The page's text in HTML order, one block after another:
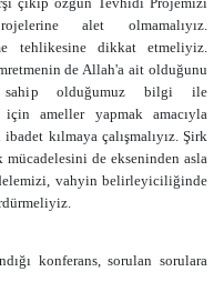
alet olmamalıyız.
tehlikesine dikkat etmeliyiz.
de Allah'a ait olduğunu
sahip olduğumuz bilgi ile
ameller yapmak amacıyla
kılmaya çalışmalıyız. Şirk
de ekseninden asla
vahyin belirleyiciliğinde
konferans, sorulan sorulara